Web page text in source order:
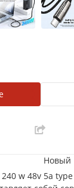
Новый
w 48v 5a